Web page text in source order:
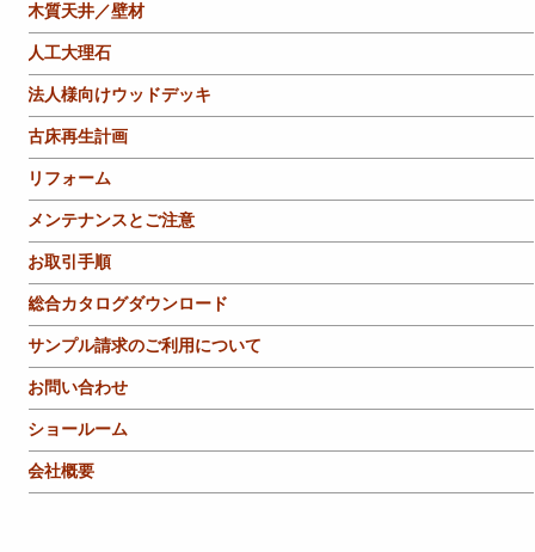
木質天井／壁材
人工大理石
法人様向けウッドデッキ
古床再生計画
リフォーム
メンテナンスとご注意
お取引手順
総合カタログダウンロード
サンプル請求のご利用について
お問い合わせ
ショールーム
会社概要